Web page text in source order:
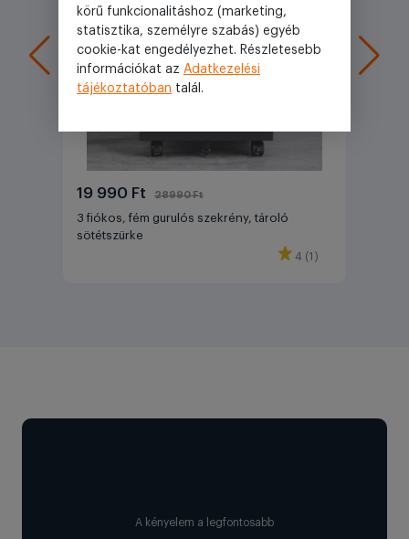
19 990 Ft 28990 Ft
3 fiókos, fém gurulós szekrény, tároló
sötétszürke
4 (1)
A kényelem a legfontosabb
körű funkcionalitáshoz (marketing,
statisztika, személyre szabás) egyéb
cookie-kat engedélyezhet. Részletesebb
információkat az Adatkezelési
tájékoztatóban talál.